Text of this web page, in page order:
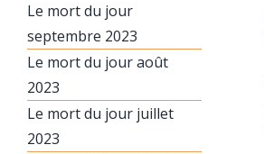
Le mort du jour
septembre 2023
Le mort du jour août
2023
Le mort du jour juillet
2023